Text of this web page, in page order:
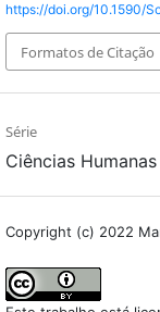
https://doi.org/10.1590/
Formatos de Citação
Série
Ciências Humanas
Copyright (c) 2022